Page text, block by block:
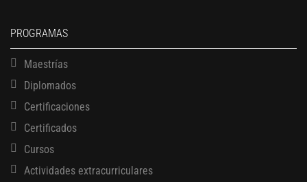
PROGRAMAS
Maestrías
Diplomados
Certificaciones
Certificados
Cursos
Actividades extracurriculares